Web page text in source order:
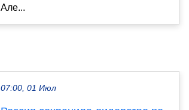
Але...
07:00, 01 Июл